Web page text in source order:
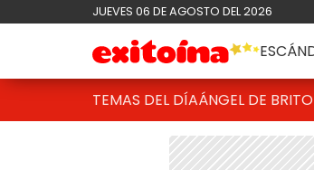
JUEVES 06 DE AGOSTO DEL 2026
TEMAS DEL DÍAÁNGEL DE BRITO